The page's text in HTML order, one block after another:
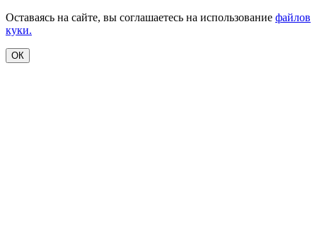
Оставаясь на сайте, вы соглашаетесь на использование файлов
куки.
ОК